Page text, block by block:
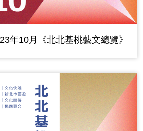
年10月《北北基桃藝文總覽》